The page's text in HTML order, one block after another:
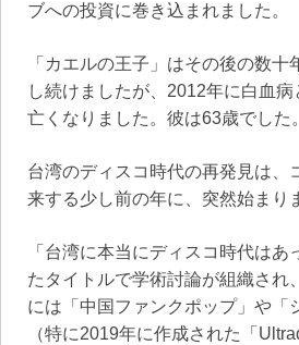
ブへの投資に巻き込まれました。
「カエルの王子」はその後の数
し続けましたが、2012年に白血
亡くなりました。彼は63歳でした。
台湾のディスコ時代の再発見は、
来する少し前の年に、突然始まり
「台湾に本当にディスコ時代はあ
たタイトルで学術討論が組織され
には「中国ファンクポップ」や「
（特に2019年に作成された「